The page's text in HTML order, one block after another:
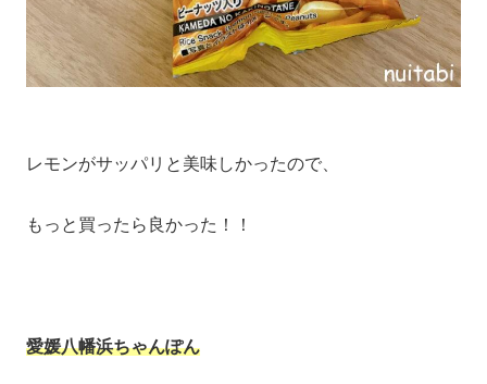
レモンがサッパリと美味しかったので、
もっと買ったら良かった！！
愛媛八幡浜ちゃんぽん